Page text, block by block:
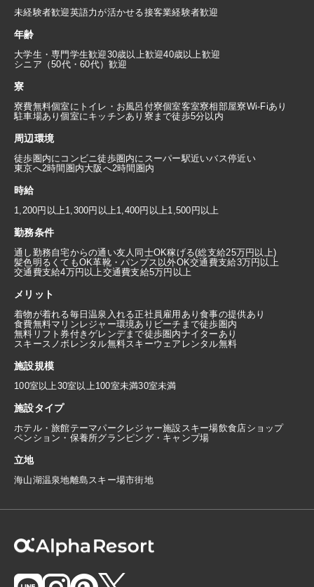
未経験者歓迎英語力が活かせる接客業経験者歓迎
年齢
大学生・専門学生歓迎30歳以上歓迎40歳以上歓迎
シニア（50代・60代）歓迎
寮
寮費無料個室にトイレ・お風呂付寮個室客室寮相部屋寮Wi-Fiあり
駐車場あり個室にキッチンあり 寮まで徒歩5分以内
周辺環境
徒歩圏内にコンビニ徒歩圏内にスーパー駅近いバス停近い
東京へ2時間圏内大阪へ2時間圏内
時給
1,200円以上1,300円以上1,400円以上1,500円以上
勤務条件
通し勤務自宅からの通い友人同士OK稼げる(総支給25万円以上)
髪色明るくてもOK革靴・パンプス以外OK交通費支給3万円以上
交通費支給4万円以上交通費支給5万円以上
メリット
着物が着れる毎日温泉入れる正社員雇用あり食事の提供あり
食費無料マリンレジャー環境あり ビーチまで徒歩圏内
無料リフト券付きゲレンデまで徒歩圏内ナイターあり
スキースノボレンタル無料スキーウェアレンタル無料
施設規模
100室以上30室以上100室未満30室未満
施設タイプ
ホテル・旅館テーマパーク レジャー施設 スキー場飲食店ショップ
ペンション・保養所グランピング・キャンプ場
立地
海山湖温泉地離島 スキー場市街地